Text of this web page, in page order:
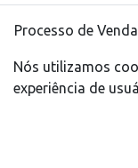
Processo de
Try Odoo
Processo
Nós utilizamos
experiência de